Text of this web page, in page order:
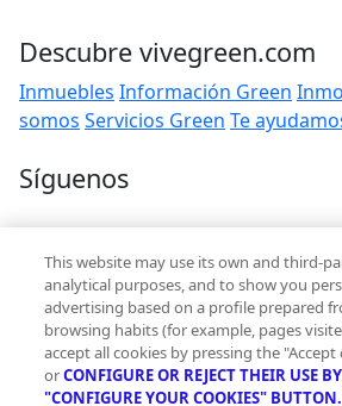
Descubre vivegreen.com
Inmuebles Información Green
somos Servicios Green Te
Síguenos
Contacto
hola@vivegreen.com
This website may use its own and third-
analytical purposes, and to show you
advertising based on a profile prepared
browsing habits (for example, pages
accept all cookies by pressing the
orCONFIGURE OR REJECT THEIR USE
"CONFIGURE YOUR COOKIES" BUTTON.